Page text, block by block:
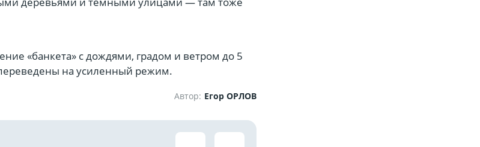
«банкета» с дождями, градом и ветром до 5
на усиленный режим.
Автор: Егор ОРЛОВ